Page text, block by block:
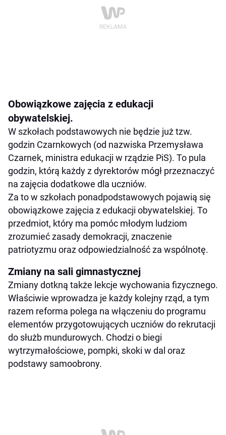
Obowiązkowe zajęcia z edukacji
obywatelskiej.
W szkołach podstawowych nie będzie już tzw.
godzin Czarnkowych (od nazwiska Przemysława
Czarnek, ministra edukacji w rządzie PiS). To pula
godzin, którą każdy z dyrektorów mógł przeznaczyć
na zajęcia dodatkowe dla uczniów.
Za to w szkołach ponadpodstawowych pojawią się
obowiązkowe zajęcia z edukacji obywatelskiej. To
przedmiot, który ma pomóc młodym ludziom
zrozumieć zasady demokracji, znaczenie
patriotyzmu oraz odpowiedzialność za wspólnotę.
Zmiany na sali gimnastycznej
Zmiany dotkną także lekcje wychowania fizycznego.
Właściwie wprowadza je każdy kolejny rząd, a tym
razem reforma polega na włączeniu do programu
elementów przygotowujących uczniów do rekrutacji
do służb mundurowych. Chodzi o biegi
wytrzymałościowe, pompki, skoki w dal oraz
podstawy samoobrony.